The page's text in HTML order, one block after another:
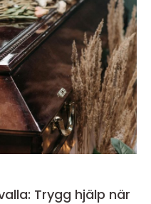
Trygg hjälp när